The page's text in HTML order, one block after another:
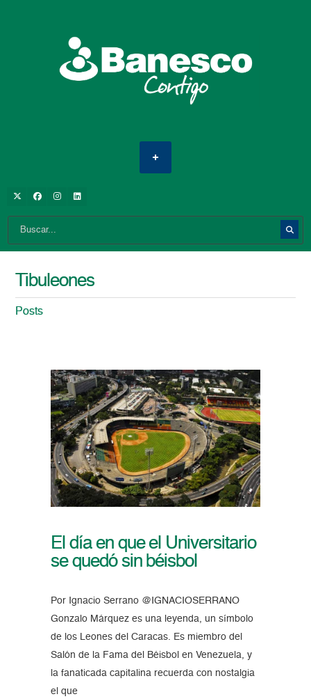
Tibuleones
Posts
El día en que el Universitario
se quedó sin béisbol
Por Ignacio Serrano @IGNACIOSERRANO
Gonzalo Márquez es una leyenda, un símbolo
de los Leones del Caracas. Es miembro del
Salón de la Fama del Béisbol en Venezuela, y
la fanaticada capitalina recuerda con nostalgia
el que